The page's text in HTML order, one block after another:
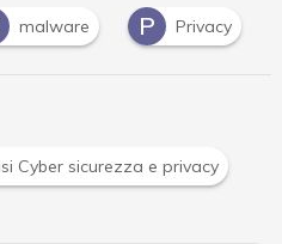
R ransomware
R Ransomware